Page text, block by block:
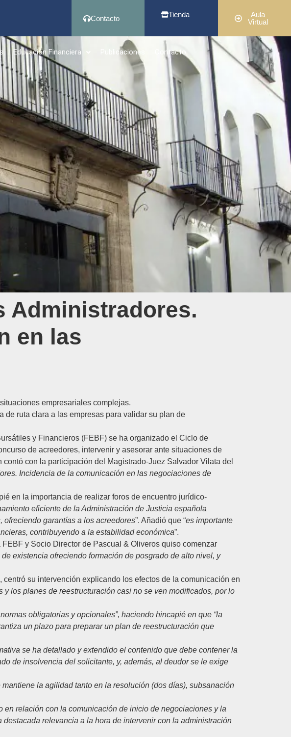
Contacto Tienda
Aula
Virtual
Educación Financiera Publicaciones Contacto
Administradores.
en las
empresariales complejas.
ruta clara a las empresas para validar su plan de
y Financieros (FEBF) se ha organizado el Ciclo de
de acreedores, intervenir y asesorar ante situaciones de
con la participación del Magistrado-Juez Salvador Vilata del
Incidencia de la comunicación en las negociaciones de
en la importancia de realizar foros de encuentro jurídico-
eficiente de la Administración de Justicia española
garantías a los acreedores”. Añadió que “es importante
contribuyendo a la estabilidad económica”.
FEBF y Socio Director de Pascual & Oliveros quiso comenzar
existencia ofreciendo formación de posgrado de alto nivel, y
su intervención explicando los efectos de la comunicación en
los planes de reestructuración casi no se ven modificados, por lo
obligatorias y opcionales”, haciendo hincapié en que “la
un plazo para preparar un plan de reestructuración que
se ha detallado y extendido el contenido que debe contener la
de insolvencia del solicitante, y, además, al deudor se le exige
mantiene la agilidad tanto en la resolución (dos días), subsanación
relación con la comunicación de inicio de negociaciones y la
relevancia a la hora de intervenir con la administración